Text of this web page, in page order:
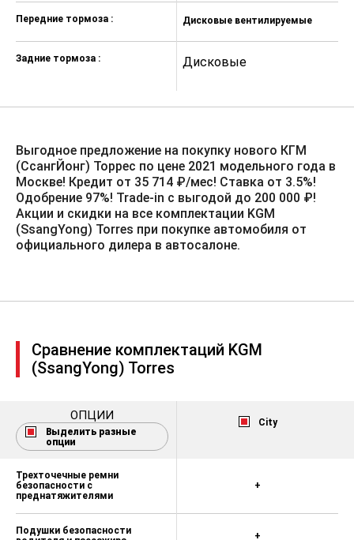
Передние тормоза :
Задние тормоза :
Дисковые вентилируемые
Дисковые
Выгодное предложение на покупку нового КГМ
(СсангЙонг) Торрес по цене 2021 модельного года в
Москве! Кредит от 35 714 ₽/мес! Ставка от 3.5%!️
Одобрение 97%! Trade-in с выгодой до 200 000 ₽!
Акции и скидки на все комплектации KGM
(SsangYong) Torres при покупке автомобиля от
официального дилера в автосалоне.
Сравнение комплектаций KGM
(SsangYong) Torres
ОПЦИИ
Выделить разные
опции
City
Трехточечные ремни
безопасности с
преднатяжителями
Подушки безопасности
+
+